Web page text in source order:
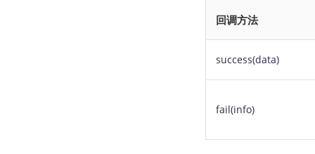
回调方法
success(data)
fail(info)